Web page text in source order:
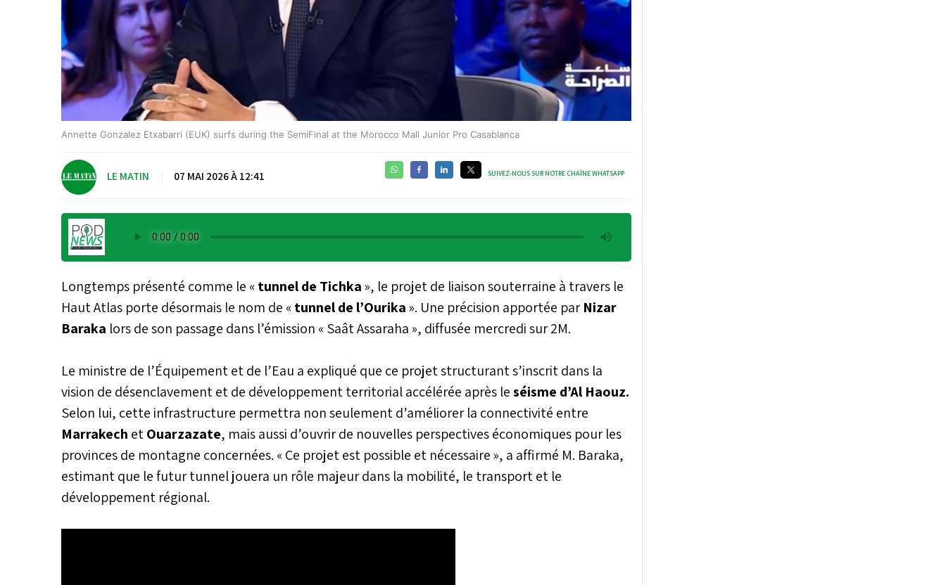
Annette Gonzalez Etxabarri (EUK) surfs during the SemiFinal at the Morocco Mall Junior Pro Casablanca
LE MATIN 07 MAI 2026 À 12:41 SUIVEZ-NOUS SUR NOTRE CHAÎNE WHATSAPP
Longtemps présenté comme le «tunnel de Tichka», le projet de liaison souterraine à travers le
Haut Atlas porte désormais le nom de «tunnel de l’Ourika». Une précision apportée parNizar
Baraka lors de son passage dans l’émission « Saât Assaraha », diffusée mercredi sur 2M.
Le ministre de l’Équipement et de l’Eau a expliqué que ce projet structurant s’inscrit dans la
vision de désenclavement et de développement territorial accélérée après leséisme d’Al Haouz.
Selon lui, cette infrastructure permettra non seulement d’améliorer la connectivité entre
Marrakech etOuarzazate, mais aussi d’ouvrir de nouvelles perspectives économiques pour les
provinces de montagne concernées. « Ce projet est possible et nécessaire », a affirmé M. Baraka,
estimant que le futur tunnel jouera un rôle majeur dans la mobilité, le transport et le
développement régional.